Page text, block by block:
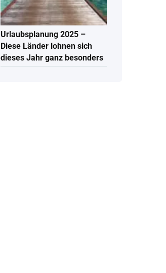
Urlaubsplanung 2025 –
Diese Länder lohnen sich
dieses Jahr ganz besonders